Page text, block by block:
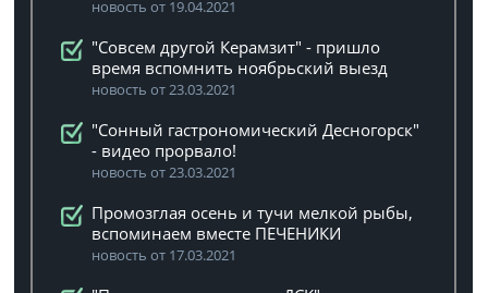
новость от 19.04.2021
"Совсем другой Керамзит" - пришло
время вспомнить ноябрьский выезд
новость от 23.03.2021
"Сонный гастрономический Десногорск"
- видео прорвало!
новость от 23.03.2021
Промозглая осень и тучи мелкой рыбы,
вспоминаем вместе ПЕЧЕНИКИ
новость от 17.03.2021